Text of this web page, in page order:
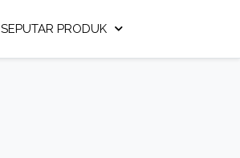
SEPUTAR PRODUK